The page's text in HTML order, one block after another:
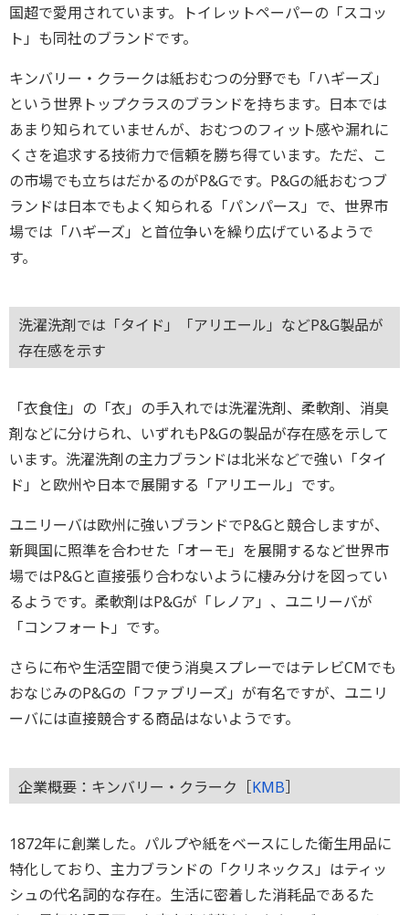
国超で愛用されています。トイレットペーパーの「スコッ
ト」も同社のブランドです。
キンバリー・クラークは紙おむつの分野でも「ハギーズ」
という世界トップクラスのブランドを持ちます。日本では
あまり知られていませんが、おむつのフィット感や漏れに
くさを追求する技術力で信頼を勝ち得ています。ただ、こ
の市場でも立ちはだかるのがP&Gです。P&Gの紙おむつブ
ランドは日本でもよく知られる「パンパース」で、世界市
場では「ハギーズ」と首位争いを繰り広げているようで
す。
洗濯洗剤では「タイド」「アリエール」などP&G製品が
存在感を示す
「衣食住」の「衣」の手入れでは洗濯洗剤、柔軟剤、消臭
剤などに分けられ、いずれもP&Gの製品が存在感を示して
います。洗濯洗剤の主力ブランドは北米などで強い「タイ
ド」と欧州や日本で展開する「アリエール」です。
ユニリーバは欧州に強いブランドでP&Gと競合しますが、
新興国に照準を合わせた「オーモ」を展開するなど世界市
場ではP&Gと直接張り合わないように棲み分けを図ってい
るようです。柔軟剤はP&Gが「レノア」、ユニリーバが
「コンフォート」です。
さらに布や生活空間で使う消臭スプレーではテレビCMでも
おなじみのP&Gの「ファブリーズ」が有名ですが、ユニリ
ーバには直接競合する商品はないようです。
企業概要：キンバリー・クラーク［KMB］
1872年に創業した。パルプや紙をベースにした衛生用品に
特化しており、主力ブランドの「クリネックス」はティッ
シュの代名詞的な存在。生活に密着した消耗品であるた